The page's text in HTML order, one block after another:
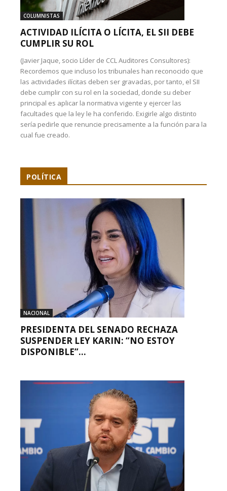
COLUMNISTAS
ACTIVIDAD ILÍCITA O LÍCITA, EL SII DEBE
CUMPLIR SU ROL
(Javier Jaque, socio Líder de CCL Auditores Consultores):
Recordemos que incluso los tribunales han reconocido que
las actividades ilícitas deben ser gravadas, por tanto, el SII
debe cumplir con su rol en la sociedad, donde su deber
principal es aplicar la normativa vigente y ejercer las
facultades que la ley le ha conferido. Exigirle algo distinto
sería pedirle que renuncie precisamente a la función para la
cual fue creado.
POLÍTICA
NACIONAL
PRESIDENTA DEL SENADO RECHAZA
SUSPENDER LEY KARIN: “NO ESTOY
DISPONIBLE”...